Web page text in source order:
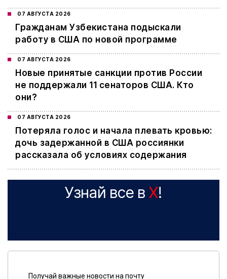
07 АВГУСТА 2026
Гражданам Узбекистана подыскали
работу в США по новой программе
07 АВГУСТА 2026
Новые принятые санкции против России
не поддержали 11 сенаторов США. Кто
они?
07 АВГУСТА 2026
Потеряла голос и начала плевать кровью:
дочь задержанной в США россиянки
рассказала об условиях содержания
Узнай все в X!